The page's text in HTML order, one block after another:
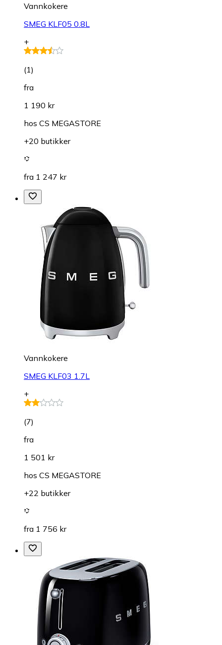
Vannkokere
SMEG KLF05 0.8L
+
(1)
fra
1 190 kr
hos CS MEGASTORE
+20 butikker
fra 1 247 kr
Vannkokere
SMEG KLF03 1.7L
+
(7)
fra
1 501 kr
hos CS MEGASTORE
+22 butikker
fra 1 756 kr